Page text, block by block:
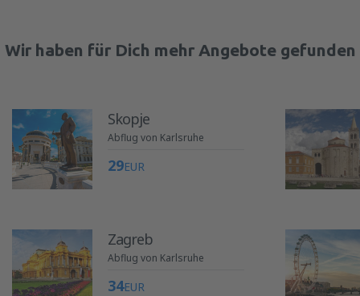
Wir haben für Dich mehr Angebote gefunden
Skopje
Abflug von Karlsruhe
29EUR
Zagreb
Abflug von Karlsruhe
34EUR